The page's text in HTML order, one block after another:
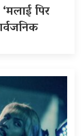
पिर